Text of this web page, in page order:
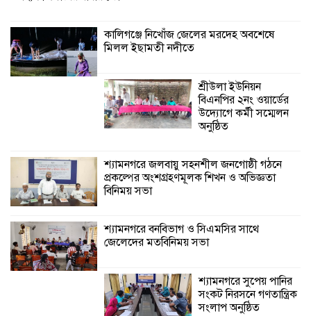
শ্যামনগরে বনবিভাগ ও সিএমসির সাথে
কালিগঞ্জে নিখোঁজ জেলের মরদেহ অবশেষে
মিলল ইছামতী নদীতে
শ্রীউলা ইউনিয়ন
বিএনপির ২নং ওয়ার্ডের
উদ্যোগে কর্মী সম্মেলন
অনুষ্ঠিত
শ্যামনগরে জলবায়ু সহনশীল জনগোষ্ঠী গঠনে
প্রকল্পের অংশগ্রহণমূলক শিখন ও অভিজ্ঞতা
বিনিময় সভা
শ্যামনগরে বনবিভাগ ও সিএমসির সাথে
জেলেদের মতবিনিময় সভা
শ্যামনগরে সুপেয় পানির
সংকট নিরসনে গণতান্ত্রিক
সংলাপ অনুষ্ঠিত